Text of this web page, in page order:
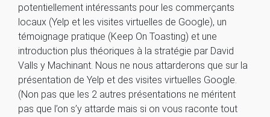
potentiellement intéressants pour les commerçants
locaux (Yelp et les visites virtuelles de Google), un
témoignage pratique (Keep On Toasting) et une
introduction plus théoriques à la stratégie par David
Valls y Machinant. Nous ne nous attarderons que sur la
présentation de Yelp et des visites virtuelles Google.
(Non pas que les 2 autres présentations ne méritent
pas que l’on s’y attarde mais si on vous raconte tout